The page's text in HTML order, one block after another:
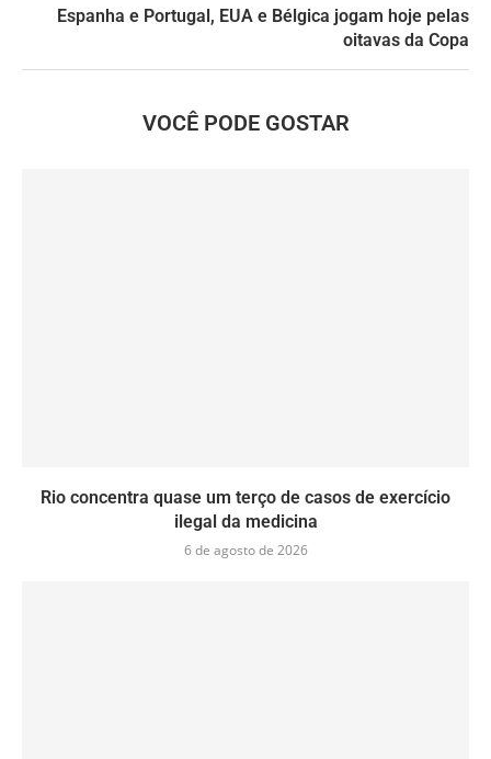
Espanha e Portugal, EUA e Bélgica jogam hoje pelas
oitavas da Copa
VOCÊ PODE GOSTAR
Rio concentra quase um terço de casos de exercício
ilegal da medicina
6 de agosto de 2026